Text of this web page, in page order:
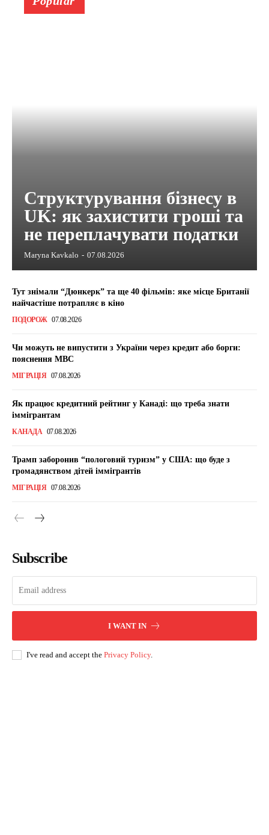
Структурування бізнесу в
UK: як захистити гроші та
не переплачувати податки
Maryna Kavkalo - 07.08.2026
Тут знімали “Дюнкерк” та ще 40 фільмів: яке місце Британії
найчастіше потрапляє в кіно
ПОДОРОЖ 07.08.2026
Чи можуть не випустити з України через кредит або борги:
пояснення МВС
МІГРАЦІЯ 07.08.2026
Як працює кредитний рейтинг у Канаді: що треба знати
іммігрантам
КАНАДА 07.08.2026
Трамп заборонив “пологовий туризм” у США: що буде з
громадянством дітей іммігрантів
МІГРАЦІЯ 07.08.2026
Subscribe
I WANT IN
I've read and accept the Privacy Policy.